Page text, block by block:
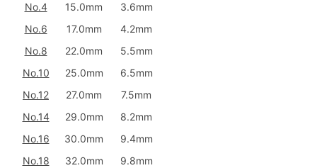
No.4
15.0mm
3.6mm
No.6
17.0mm
4.2mm
No.8
22.0mm
5.5mm
No.10
25.0mm
6.5mm
No.12
27.0mm
7.5mm
No.14
29.0mm
8.2mm
No.16
30.0mm
9.4mm
No.18
32.0mm
9.8mm